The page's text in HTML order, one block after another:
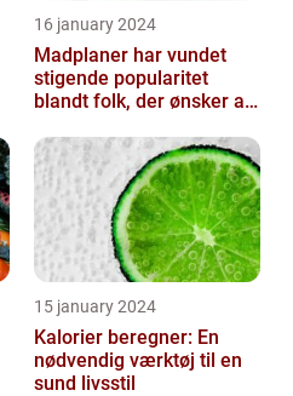
16 january 2024
Madplaner har vundet
stigende popularitet
blandt folk, der ønsker at
deres...
15 january 2024
Kalorier beregner: En
nødvendig værktøj til en
sund livsstil